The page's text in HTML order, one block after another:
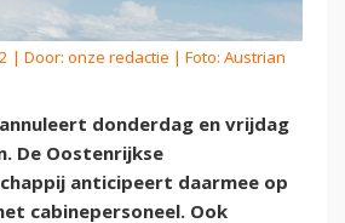
| Door: onze redactie | Foto: Austrian
donderdag en vrijdag
De Oostenrijkse
anticipeert daarmee op
cabinepersoneel. Ook